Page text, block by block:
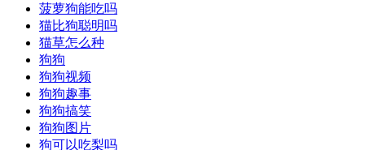
菠萝狗能吃吗
猫比狗聪明吗
猫草怎么种
狗狗
狗狗视频
狗狗趣事
狗狗搞笑
狗狗图片
狗可以吃梨吗